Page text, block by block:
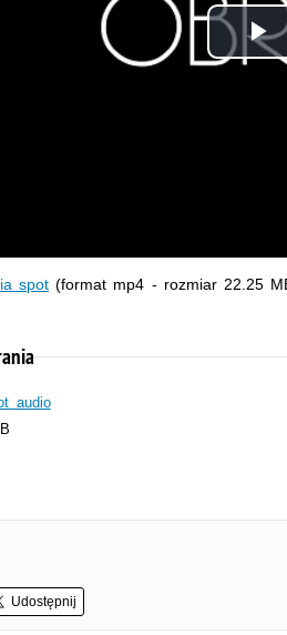
spot(format mp4 - rozmiar 22.25
audio
Udostępnij